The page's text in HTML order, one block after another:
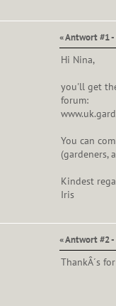
« Antwort #1 -
Hi Nina,
you'll get
forum:
You can
(gardeners,
Kindest
Iris
« Antwort #2 -
ThankÂ´s